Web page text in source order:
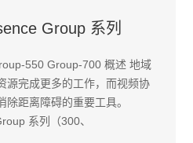
Group 系列
550 Group-700 概述 地域
源完成更多的工作，而视频协
距离障碍的重要工具。
系列（300、